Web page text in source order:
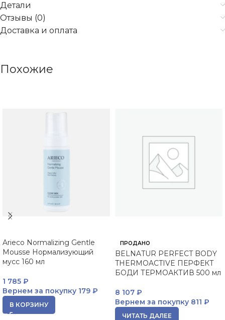
Детали
Отзывы (0)
Доставка и оплата
Похожие
Arieco Normalizing Gentle
Mousse Нормализующий
мусс 160 мл
1 785 ₽
Вернем за покупку 179 ₽
В КОРЗИНУ
ПРОДАНО
BELNATUR PERFECT BODY
THERMOACTIVE ПЕРФЕКТ
БОДИ ТЕРМОАКТИВ 500 мл
8 107 ₽
Вернем за покупку 811 ₽
ЧИТАТЬ ДАЛЕЕ